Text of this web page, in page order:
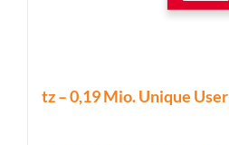
tz – 0,19 Mio. Unique User